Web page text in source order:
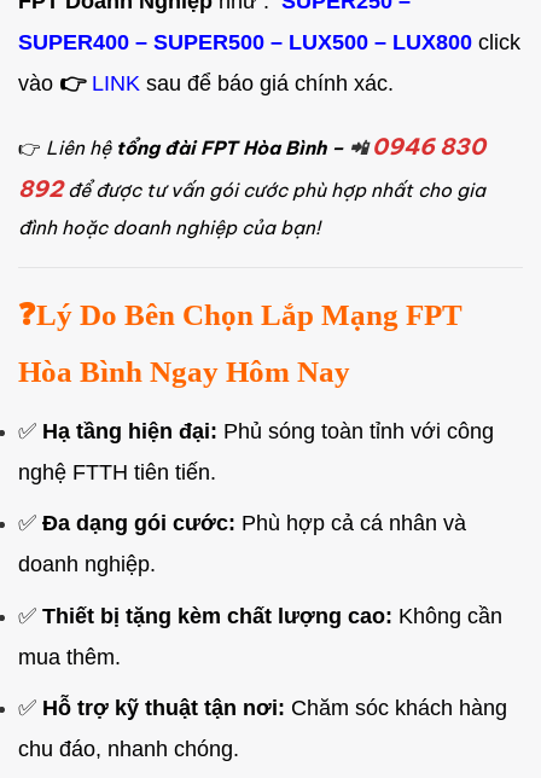
SUPER400 – SUPER500 – LUX500 – LUX800 click
vào 👉 LINK sau để báo giá chính xác.
👉 Liên hệ tổng đài FPT Hòa Bình – 📲0946 830
892để được tư vấn gói cước phù hợp nhất cho gia
đình hoặc doanh nghiệp của bạn!
❓Lý Do Bên Chọn Lắp Mạng FPT
Hòa Bình Ngay Hôm Nay
✅ Hạ tầng hiện đại: Phủ sóng toàn tỉnh với công
nghệ FTTH tiên tiến.
✅ Đa dạng gói cước: Phù hợp cả cá nhân và
doanh nghiệp.
✅ Thiết bị tặng kèm chất lượng cao: Không cần
mua thêm.
✅ Hỗ trợ kỹ thuật tận nơi: Chăm sóc khách hàng
chu đáo, nhanh chóng.